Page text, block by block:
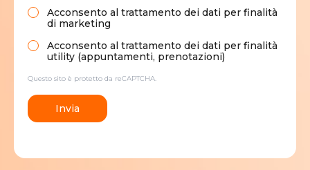
Acconsento al trattamento dei dati per finalità
di marketing
Acconsento al trattamento dei dati per finalità
utility (appuntamenti, prenotazioni)
Questo sito è protetto da reCAPTCHA.
Invia